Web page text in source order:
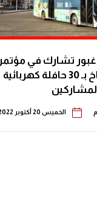
تشارك في مؤتمر
قمة المناخ بـ 30 حافلة كهربائية
الخميس 20 أكتوبر 2022